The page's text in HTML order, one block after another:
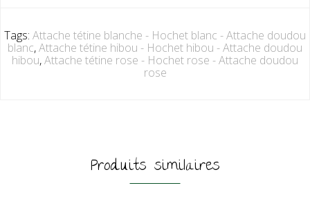
Tags: Attache tétine blanche - Hochet blanc - Attache doudou
blanc,Attache tétine hibou - Hochet hibou - Attache doudou
hibou,Attache tétine rose - Hochet rose - Attache doudou
rose
Produits similaires